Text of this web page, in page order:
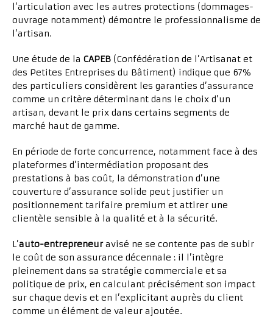
l’articulation avec les autres protections (dommages-
ouvrage notamment) démontre le professionnalisme de
l’artisan.
Une étude de la CAPEB (Confédération de l’Artisanat et
des Petites Entreprises du Bâtiment) indique que 67%
des particuliers considèrent les garanties d’assurance
comme un critère déterminant dans le choix d’un
artisan, devant le prix dans certains segments de
marché haut de gamme.
En période de forte concurrence, notamment face à des
plateformes d’intermédiation proposant des
prestations à bas coût, la démonstration d’une
couverture d’assurance solide peut justifier un
positionnement tarifaire premium et attirer une
clientèle sensible à la qualité et à la sécurité.
L’auto-entrepreneuravisé ne se contente pas de subir
le coût de son assurance décennale : il l’intègre
pleinement dans sa stratégie commerciale et sa
politique de prix, en calculant précisément son impact
sur chaque devis et en l’explicitant auprès du client
comme un élément de valeur ajoutée.